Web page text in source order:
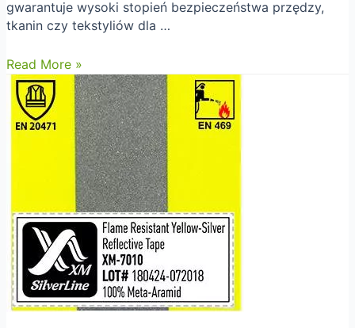
gwarantuje wysoki stopień bezpieczeństwa przędzy,
tkanin czy tekstyliów dla …
Nowy
certyfikat
Oeko-
tex
100
odblaskowych
XMS
Read More »